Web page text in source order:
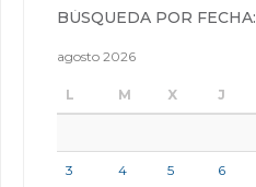
BÚSQUEDA POR FECHA:
agosto 2026
L M X J
3 4 5 6